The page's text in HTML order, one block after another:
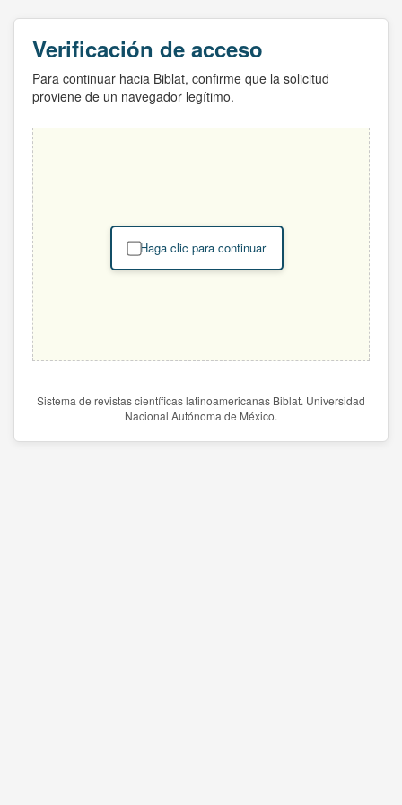
Verificación de acceso
Para continuar hacia Biblat, confirme que la solicitud
proviene de un navegador legítimo.
Haga clic para continuar
Sistema de revistas científicas latinoamericanas Biblat. Universidad
Nacional Autónoma de México.